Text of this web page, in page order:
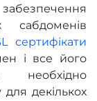
сертифікати
і все його
необхідно
декількох